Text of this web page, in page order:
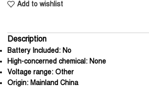
Add to wishlist
Description
Battery Included: No
High-concerned chemical: None
Voltage range: Other
Origin: Mainland China